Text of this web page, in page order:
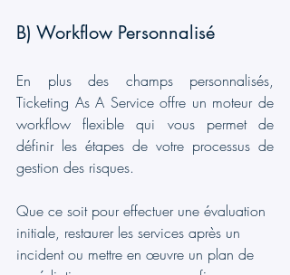
B) Workflow Personnalisé
En plus des champs personnalisés,
Ticketing As A Service offre un moteur de
workflow flexible qui vous permet de
définir les étapes de votre processus de
gestion des risques.
Que ce soit pour effectuer une évaluation
initiale, restaurer les services après un
incident ou mettre en œuvre un plan de